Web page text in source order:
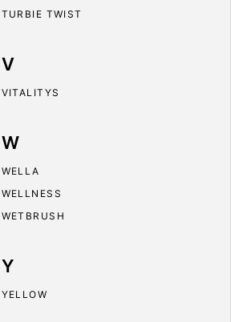
TURBIE TWIST
V
VITALITYS
W
WELLA
WELLNESS
WETBRUSH
Y
YELLOW